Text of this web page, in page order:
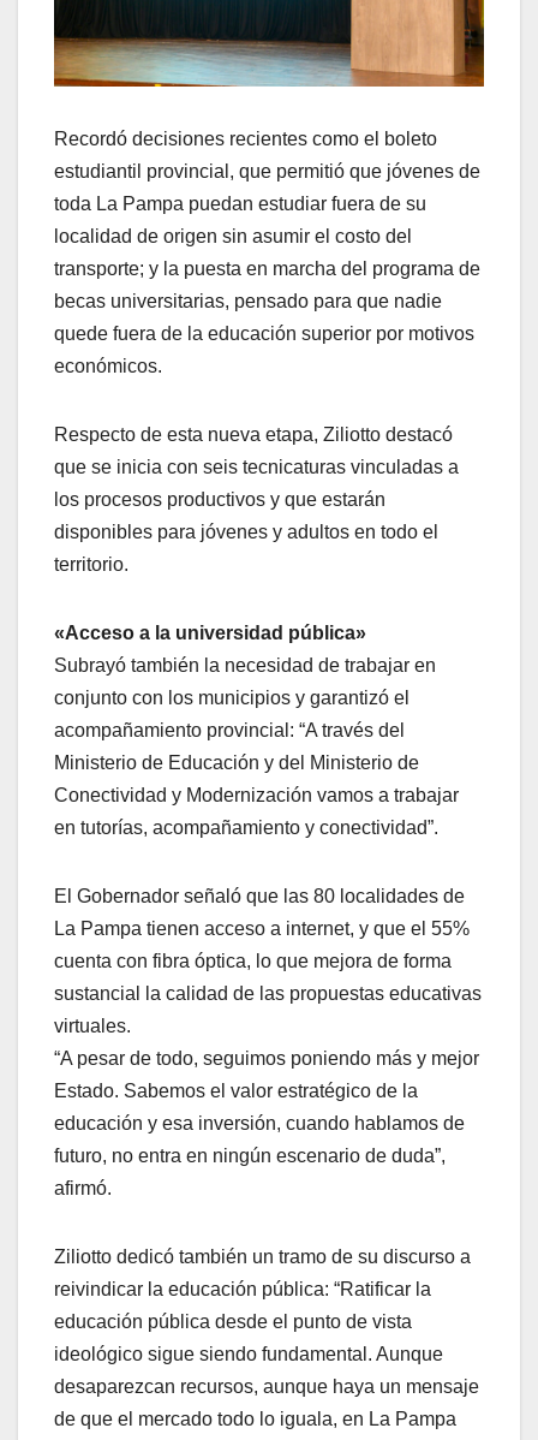
Recordó decisiones recientes como el boleto
estudiantil provincial, que permitió que jóvenes de
toda La Pampa puedan estudiar fuera de su
localidad de origen sin asumir el costo del
transporte; y la puesta en marcha del programa de
becas universitarias, pensado para que nadie
quede fuera de la educación superior por motivos
económicos.
Respecto de esta nueva etapa, Ziliotto destacó
que se inicia con seis tecnicaturas vinculadas a
los procesos productivos y que estarán
disponibles para jóvenes y adultos en todo el
territorio.
«Acceso a la universidad pública»
Subrayó también la necesidad de trabajar en
conjunto con los municipios y garantizó el
acompañamiento provincial: “A través del
Ministerio de Educación y del Ministerio de
Conectividad y Modernización vamos a trabajar
en tutorías, acompañamiento y conectividad”.
El Gobernador señaló que las 80 localidades de
La Pampa tienen acceso a internet, y que el 55%
cuenta con fibra óptica, lo que mejora de forma
sustancial la calidad de las propuestas educativas
virtuales.
“A pesar de todo, seguimos poniendo más y mejor
Estado. Sabemos el valor estratégico de la
educación y esa inversión, cuando hablamos de
futuro, no entra en ningún escenario de duda”,
afirmó.
Ziliotto dedicó también un tramo de su discurso a
reivindicar la educación pública: “Ratificar la
educación pública desde el punto de vista
ideológico sigue siendo fundamental. Aunque
desaparezcan recursos, aunque haya un mensaje
de que el mercado todo lo iguala, en La Pampa